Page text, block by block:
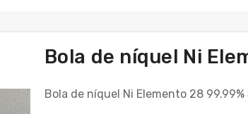
Bola de níquel Ni
Bola de níquel Ni Elemento 28 99.99%